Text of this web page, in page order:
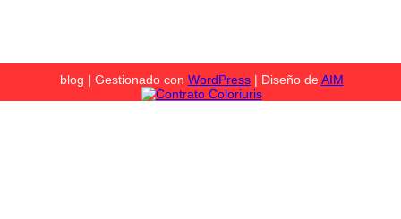
blog | Gestionado con WordPress| Diseño deAIM